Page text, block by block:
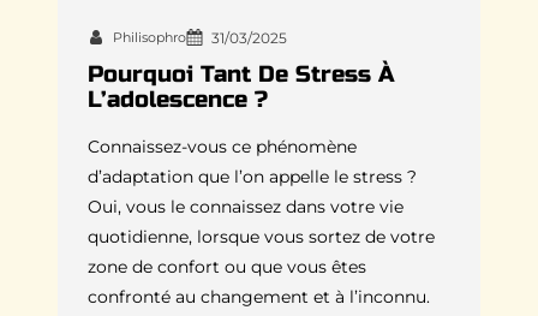
Philisophro 31/03/2025
Pourquoi Tant De Stress À
L’adolescence ?
Connaissez-vous ce phénomène
d’adaptation que l’on appelle le stress ?
Oui, vous le connaissez dans votre vie
quotidienne, lorsque vous sortez de votre
zone de confort ou que vous êtes
confronté au changement et à l’inconnu.